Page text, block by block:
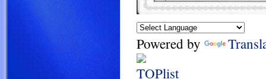
Powered by